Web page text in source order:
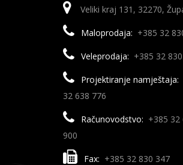
Veliki kraj 131, 32270,
Maloprodaja: +385 32
Veleprodaja: +385 32
Projektiranje namještaja:
32 638 776
Računovodstvo: +385 32
900
Fax: +385 32 830 347